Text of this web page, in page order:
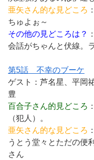
亜矢さん的な見どころ
ちゅよぉ～
その他の見どころは？
会話がちゃんと伏線。
第5話 不幸のブーケ
ゲスト：芦名星、平岡
豊
百合子さん的見どころ
（犯人）。
亜矢さん的な見どころ
うとう堂々とただの便
さん